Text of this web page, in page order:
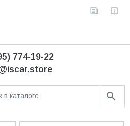
774-19-22